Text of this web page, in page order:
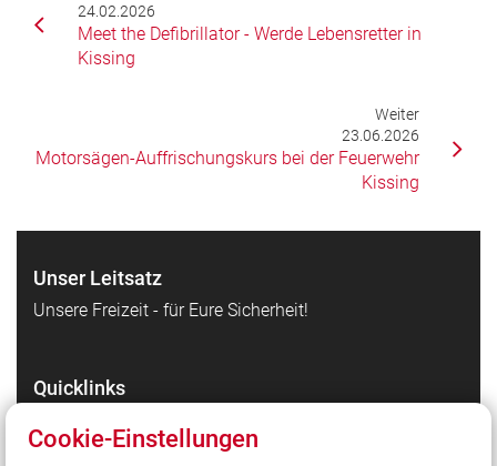
24.02.2026
Meet the Defibrillator - Werde Lebensretter in
Kissing
Weiter
23.06.2026
Motorsägen-Auffrischungskurs bei der Feuerwehr
Kissing
Unser Leitsatz
Unsere Freizeit - für Eure Sicherheit!
Quicklinks
Kreisbrandinspektion Aichach-Friedberg
Cookie-Einstellungen